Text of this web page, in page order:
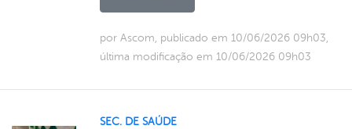
por Ascom, publicado em 10/06/2026 09h03,
última modificação em 10/06/2026 09h03
SEC. DE SAÚDE